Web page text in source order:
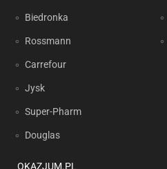
Biedronka
Rossmann
Carrefour
Jysk
Super-Pharm
Douglas
OKAZJUM.PL